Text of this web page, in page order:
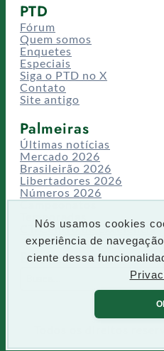
Nós usamos cookies
experiência de
ciente dessa
PTD
Fórum
Quem somos
Enquetes
Especiais
Siga o PTD no X
Contato
Site antigo
Palmeiras
Últimas notícias
Mercado 2026
Brasileirão 2026
Libertadores 2026
Números 2026
Campeonatos
Temporadas
CT/Centro de Excelência
Busca
s